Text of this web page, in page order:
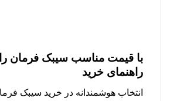
راهنمای خرید
انتخاب هوشمندانه در خرید سیبک